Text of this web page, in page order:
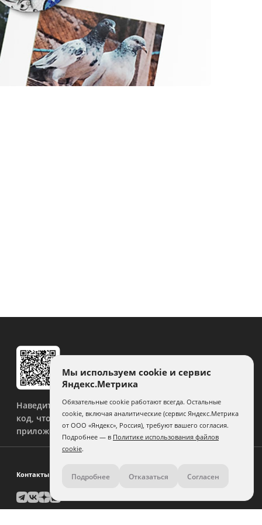
Наведите камеру на QR-
код, чтобы скачать
приложение.
Контакты
Мы используем cookie и сервис
Яндекс.Метрика
Обязательные cookie работают всегда. Остальные
cookie, включая аналитические (сервис Яндекс.Метрика
от ООО «Яндекс», Россия), требуют вашего согласия.
Подробнее — в Политике использования файлов
cookie.
Подробнее Отказаться Согласен